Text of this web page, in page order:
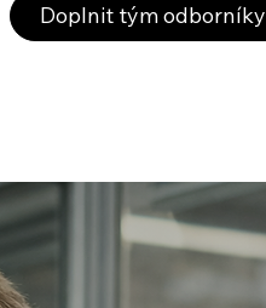
Doplnit tým odborníky